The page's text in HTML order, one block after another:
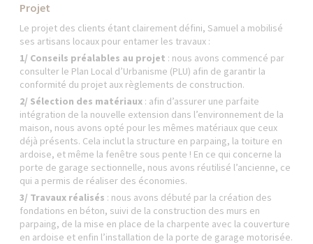
Projet
Le projet des clients étant clairement défini, Samuel a mobilisé
ses artisans locaux pour entamer les travaux :
1/ Conseils préalables au projet : nous avons commencé par
consulter le Plan Local d’Urbanisme (PLU) afin de garantir la
conformité du projet aux règlements de construction.
2/ Sélection des matériaux : afin d’assurer une parfaite
intégration de la nouvelle extension dans l’environnement de la
maison, nous avons opté pour les mêmes matériaux que ceux
déjà présents. Cela inclut la structure en parpaing, la toiture en
ardoise, et même la fenêtre sous pente ! En ce qui concerne la
porte de garage sectionnelle, nous avons réutilisé l’ancienne, ce
qui a permis de réaliser des économies.
3/ Travaux réalisés : nous avons débuté par la création des
fondations en béton, suivi de la construction des murs en
parpaing, de la mise en place de la charpente avec la couverture
en ardoise et enfin l’installation de la porte de garage motorisée.